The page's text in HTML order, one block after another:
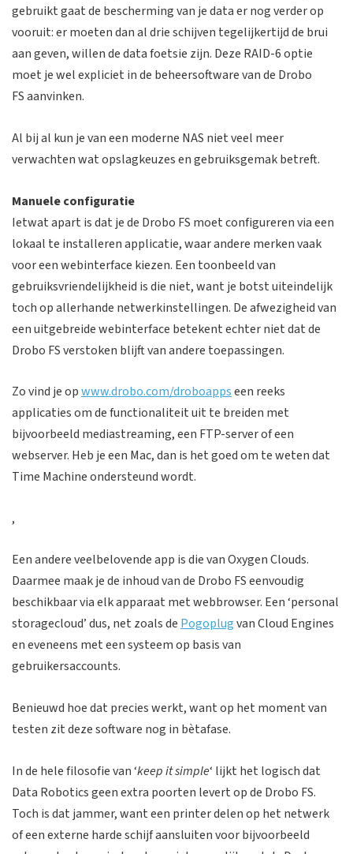
gebruikt gaat de bescherming van je data er nog verder op
vooruit: er moeten dan al drie schijven tegelijkertijd de brui
aan geven, willen de data foetsie zijn. Deze RAID-6 optie
moet je wel expliciet in de beheersoftware van de Drobo
FS aanvinken.
Al bij al kun je van een moderne NAS niet veel meer
verwachten wat opslagkeuzes en gebruiksgemak betreft.
Manuele configuratie
Ietwat apart is dat je de Drobo FS moet configureren via een
lokaal te installeren applicatie, waar andere merken vaak
voor een webinterface kiezen. Een toonbeeld van
gebruiksvriendelijkheid is die niet, want je botst uiteindelijk
toch op allerhande netwerkinstellingen. De afwezigheid van
een uitgebreide webinterface betekent echter niet dat de
Drobo FS verstoken blijft van andere toepassingen.
Zo vind je opwww.drobo.com/droboappseen reeks
applicaties om de functionaliteit uit te breiden met
bijvoorbeeld mediastreaming, een FTP-server of een
webserver. Heb je een Mac, dan is het goed om te weten dat
Time Machine ondersteund wordt.
,
Een andere veelbelovende app is die van Oxygen Clouds.
Daarmee maak je de inhoud van de Drobo FS eenvoudig
beschikbaar via elk apparaat met webbrowser. Een ‘personal
storagecloud’ dus, net zoals de Pogoplugvan Cloud Engines
en eveneens met een systeem op basis van
gebruikersaccounts.
Benieuwd hoe dat precies werkt, want op het moment van
testen zit deze software nog in bètafase.
In de hele filosofie van ‘keep it simple‘ lijkt het logisch dat
Data Robotics geen extra poorten levert op de Drobo FS.
Toch is dat jammer, want een printer delen op het netwerk
of een externe harde schijf aansluiten voor bijvoorbeeld